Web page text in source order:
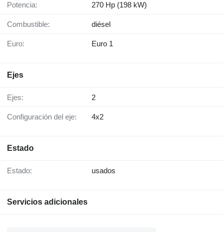
Potencia: 270 Hp (198 kW)
Combustible: diésel
Euro: Euro 1
Ejes
Ejes: 2
Configuración del eje: 4x2
Estado
Estado: usados
Servicios adicionales